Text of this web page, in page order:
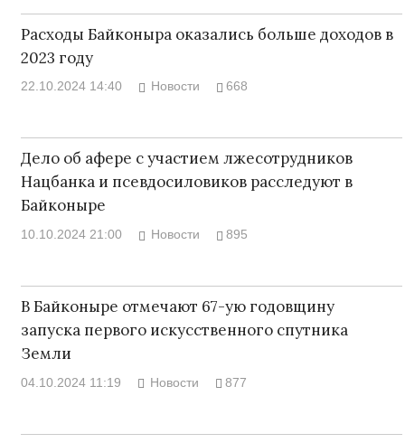
Расходы Байконыра оказались больше доходов в
2023 году
22.10.2024 14:40 Новости 668
Дело об афере с участием лжесотрудников
Нацбанка и псевдосиловиков расследуют в
Байконыре
10.10.2024 21:00 Новости 895
В Байконыре отмечают 67-ую годовщину
запуска первого искусственного спутника
Земли
04.10.2024 11:19 Новости 877